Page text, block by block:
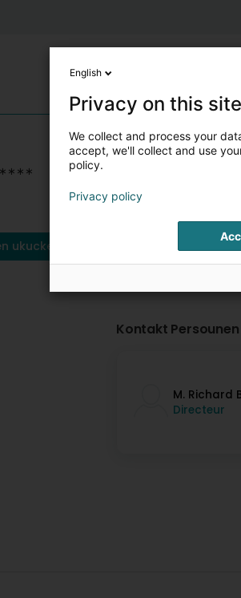
ukucken
Kontakt Persounen
M. Richard
Directeur
English
Privacy on this site
We collect and process your
accept, we'll collect and use
policy.
Privacy policy